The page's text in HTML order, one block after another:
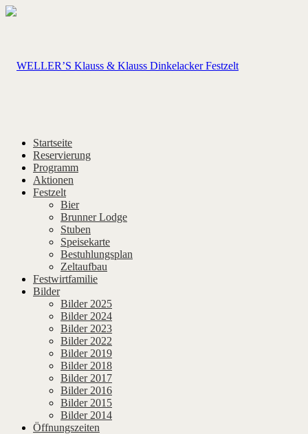
Startseite
Reservierung
Programm
Aktionen
Festzelt
Bier
Brunner Lodge
Stuben
Speisekarte
Bestuhlungsplan
Zeltaufbau
Festwirtfamilie
Bilder
Bilder 2025
Bilder 2024
Bilder 2023
Bilder 2022
Bilder 2019
Bilder 2018
Bilder 2017
Bilder 2016
Bilder 2015
Bilder 2014
Öffnungszeiten